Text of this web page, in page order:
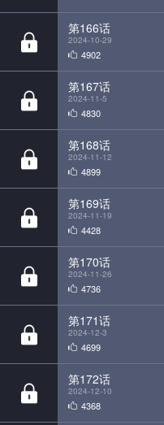
第167话
2024-11-5
4830
第168话
2024-11-12
4899
第169话
2024-11-19
4428
第170话
2024-11-26
4736
第171话
2024-12-3
4699
第172话
2024-12-10
4368
第173话
2024-12-24
4112